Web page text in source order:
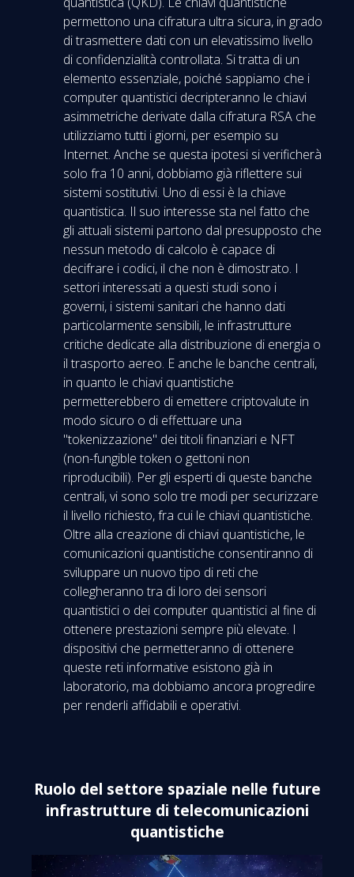
permettono una cifratura ultra sicura, in grado
di trasmettere dati con un elevatissimo livello
di confidenzialità controllata. Si tratta di un
elemento essenziale, poiché sappiamo che i
computer quantistici decripteranno le chiavi
asimmetriche derivate dalla cifratura RSA che
utilizziamo tutti i giorni, per esempio su
Internet. Anche se questa ipotesi si verificherà
solo fra 10 anni, dobbiamo già riflettere sui
sistemi sostitutivi. Uno di essi è la chiave
quantistica. Il suo interesse sta nel fatto che
gli attuali sistemi partono dal presupposto che
nessun metodo di calcolo è capace di
decifrare i codici, il che non è dimostrato. I
settori interessati a questi studi sono i
governi, i sistemi sanitari che hanno dati
particolarmente sensibili, le infrastrutture
critiche dedicate alla distribuzione di energia o
il trasporto aereo. E anche le banche centrali,
in quanto le chiavi quantistiche
permetterebbero di emettere criptovalute in
modo sicuro o di effettuare una
"tokenizzazione" dei titoli finanziari e NFT
(non-fungible token o gettoni non
riproducibili). Per gli esperti di queste banche
centrali, vi sono solo tre modi per securizzare
il livello richiesto, fra cui le chiavi quantistiche.
Oltre alla creazione di chiavi quantistiche, le
comunicazioni quantistiche consentiranno di
sviluppare un nuovo tipo di reti che
collegheranno tra di loro dei sensori
quantistici o dei computer quantistici al fine di
ottenere prestazioni sempre più elevate. I
dispositivi che permetteranno di ottenere
queste reti informative esistono già in
laboratorio, ma dobbiamo ancora progredire
per renderli affidabili e operativi.
Ruolo del settore spaziale nelle future
infrastrutture di telecomunicazioni
quantistiche